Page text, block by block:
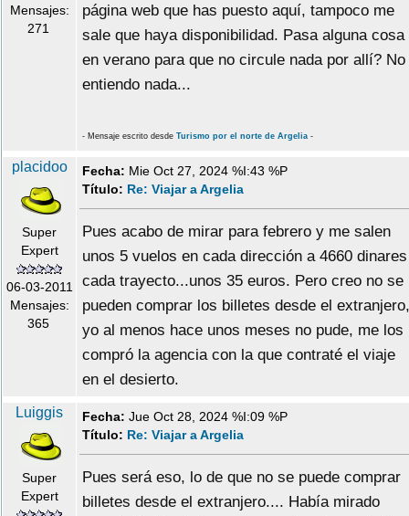
Mensajes:
271
página web que has puesto aquí, tampoco me
sale que haya disponibilidad. Pasa alguna cosa
en verano para que no circule nada por allí? No
entiendo nada...
- Mensaje escrito desde Turismo por el norte de Argelia -
placidoo
Super
Expert
06-03-2011
Mensajes:
365
Fecha: Mie Oct 27, 2024 %I:43 %P
Título: Re: Viajar a Argelia
Pues acabo de mirar para febrero y me salen
unos 5 vuelos en cada dirección a 4660 dinares
cada trayecto...unos 35 euros. Pero creo no se
pueden comprar los billetes desde el extranjero,
yo al menos hace unos meses no pude, me los
compró la agencia con la que contraté el viaje
en el desierto.
Luiggis
Super
Expert
Fecha: Jue Oct 28, 2024 %I:09 %P
Título: Re: Viajar a Argelia
Pues será eso, lo de que no se puede comprar
billetes desde el extranjero.... Había mirado